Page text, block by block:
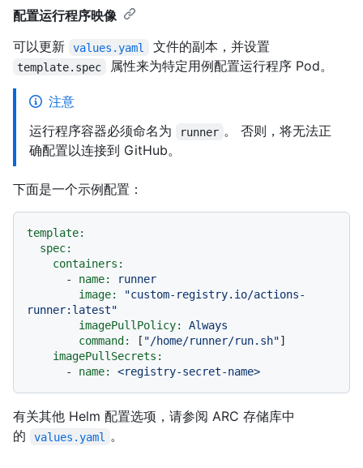
配置运行程序映像
可以更新
values.yaml 文件的副本，并设置
template.spec 属性来为特定用例配置运行程序 Pod。
注意
运行程序容器必须命名为
runner 。 否则，将无法正
确配置以连接到 GitHub。
下面是一个示例配置：
template:
spec:
containers:
-
name:
runner
image:
"custom-registry.io/actions-
runner:latest"
imagePullPolicy:
Always
command:
[ "/home/runner/run.sh"]
imagePullSecrets:
-
name: <registry-secret-name>
有关其他 Helm 配置选项，请参阅 ARC 存储库中
的
values.yaml 。